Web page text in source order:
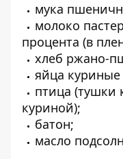
мука
молоко
процента (в
хлеб ржано-
яйца куриные
птица (тушки
куриной);
батон;
масло